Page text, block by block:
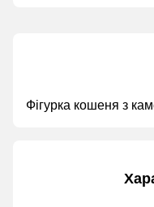
Фігурка кошеня з